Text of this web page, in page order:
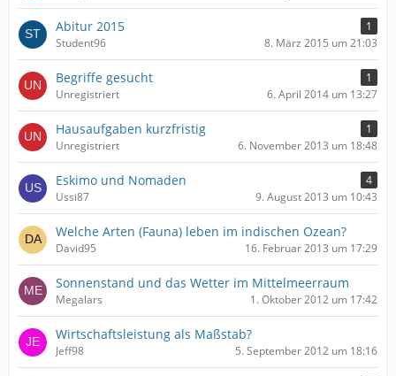
Abitur 2015
1
Student96
8. März 2015 um 21:03
Begriffe gesucht
1
Unregistriert
6. April 2014 um 13:27
Hausaufgaben kurzfristig
1
Unregistriert
6. November 2013 um 18:48
Eskimo und Nomaden
4
Ussi87
9. August 2013 um 10:43
Welche Arten (Fauna) leben im indischen Ozean?
David95 16. Februar 2013 um 17:29
Sonnenstand und das Wetter im Mittelmeerraum
Megalars 1. Oktober 2012 um 17:42
Wirtschaftsleistung als Maßstab?
Jeff98 5. September 2012 um 18:16